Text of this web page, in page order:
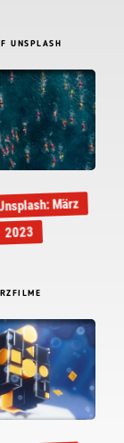
UNSPLASH
März
2023